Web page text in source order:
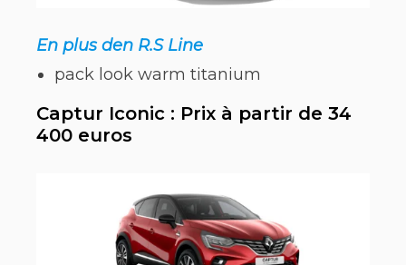
En plus den R.S Line
pack look warm titanium
Captur Iconic : Prix à partir de 34
400 euros